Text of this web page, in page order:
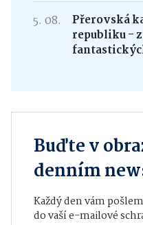
5. 08.
Přerovská
republiku -
Buďte v
denním
Každý den vám
do vaší e-mailové